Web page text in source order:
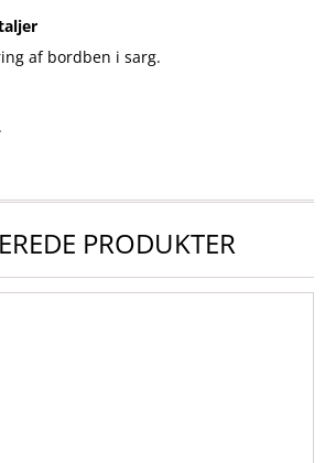
af bordben i sarg.
PRODUKTER